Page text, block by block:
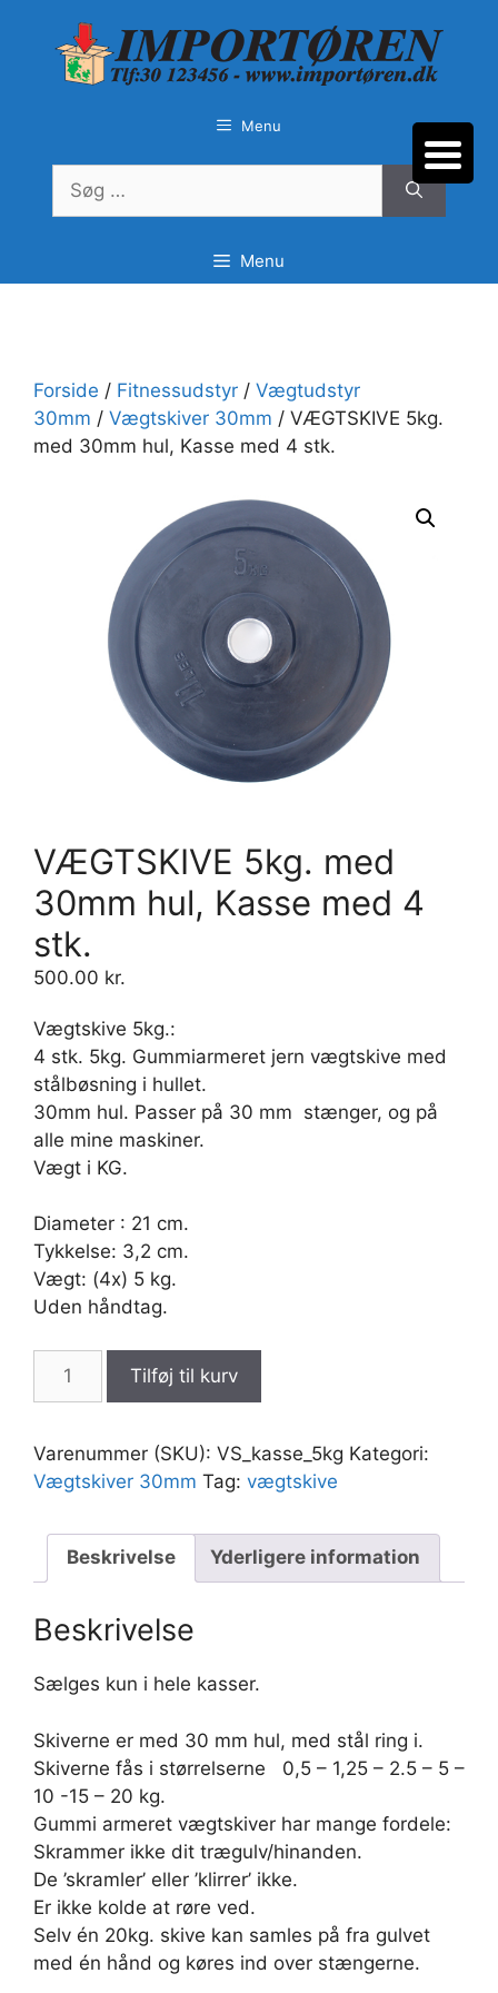
Menu
Søg
efter:
Menu
Forside / Fitnessudstyr / Vægtudstyr
30mm / Vægtskiver 30mm / VÆGTSKIVE 5kg.
med 30mm hul, Kasse med 4 stk.
VÆGTSKIVE 5kg. med
30mm hul, Kasse med 4
stk.
500.00 kr.
Vægtskive 5kg.:
4 stk. 5kg. Gummiarmeret jern vægtskive med
stålbøsning i hullet.
30mm hul. Passer på 30 mm stænger, og på
alle mine maskiner.
Vægt i KG.
Diameter : 21 cm.
Tykkelse: 3,2 cm.
Vægt: (4x) 5 kg.
Uden håndtag.
5kg.
30mm
hul,
med
stk.
Tilføj til kurv
Varenummer (SKU): VS_kasse_5kg Kategori:
Vægtskiver 30mm Tag: vægtskive
Beskrivelse Yderligere information
Beskrivelse
Sælges kun i hele kasser.
Skiverne er med 30 mm hul, med stål ring i.
Skiverne fås i størrelserne 0,5 – 1,25 – 2.5 – 5 –
10 -15 – 20 kg.
Gummi armeret vægtskiver har mange fordele:
Skrammer ikke dit trægulv/hinanden.
De ’skramler’ eller ’klirrer’ ikke.
Er ikke kolde at røre ved.
Selv én 20kg. skive kan samles på fra gulvet
med én hånd og køres ind over stængerne.